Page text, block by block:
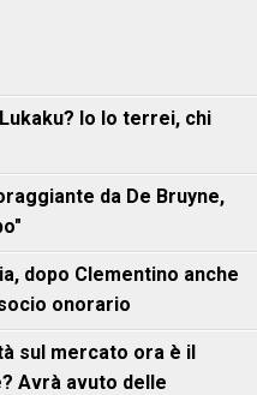
Io lo terrei, chi
da De Bruyne,
dopo Clementino anche
onorario
sul mercato ora è il
Avrà avuto delle